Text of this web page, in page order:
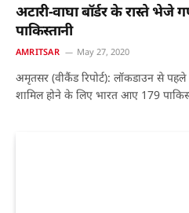
अटारी-वाघा बॉर्डर के रास्ते
पाकिस्तानी
AMRITSAR May 27, 2020
अमृतसर (वीकैंड रिपोर्ट): लॉकडाउन से पहले
शामिल होने के लिए भारत आए 179